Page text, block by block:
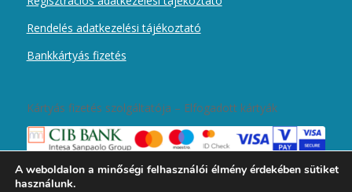
Rendelés adatkezelési tájékoztató
Bankkártyás fizetés
Kártyás fizetés szolgáltatója – Elfogadott kártyák
A weboldalon a minőségi felhasználói élmény érdekében sütiket
használunk.